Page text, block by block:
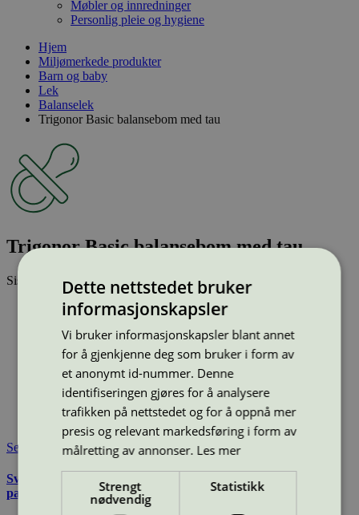
Møbler og innredninger
Personlig pleie og hygiene
Hjem
Miljømerkede produkter
Barn og baby
Lek
Balanselek
Trigonor Basic balansebom med tau
Trigonor Basic balansebom med tau
Sist oppdatert
25 jun 2026
Type: Balanselek
2073 0016
Svanemerket
Merkevare: TRIGONOR
Merkevare nettside: https://www.trigonor.no/
Lisensinnehaver: Trigonor AS
Lisensinnehaver nettside:
https://www.trigonor.no
Tilgjengelig i:
Norge
Se også
Svanemerkets krav til utemøbler, apparater til lekeplass, og
parkutstyr
Dette nettstedet bruker
informasjonskapsler
Vi bruker informasjonskapsler blant annet
for å gjenkjenne deg som bruker i form av
et anonymt id-nummer. Denne
identifiseringen gjøres for å analysere
trafikken på nettstedet og for å oppnå mer
presis og relevant markedsføring i form av
målretting av annonser. Les mer
Strengt
nødvendig
Statistikk